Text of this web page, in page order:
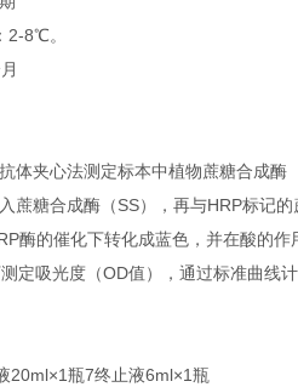
2-8℃。
体夹心法测定标本中植物蔗糖合成
蔗糖合成酶（SS），再与HRP标记
酶的催化下转化成蓝色，并在酸的
定吸光度（OD值），通过标准曲线
20ml×1瓶7终止液6ml×1瓶